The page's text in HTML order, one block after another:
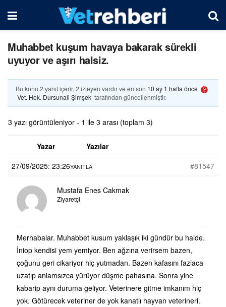
Muhabbet kuşum havaya bakarak sürekli
uyuyor ve aşırı halsiz.
Bu konu 2 yanıt içerir, 2 izleyen vardır ve en son 10 ay 1 hafta önce
Vet. Hek. Dursunali Şimşek tarafından güncellenmiştir.
3 yazı görüntüleniyor - 1 ile 3 arası (toplam 3)
Yazar
Yazılar
27/09/2025: 23:26
#81547
YANITLA
Mustafa Enes Cakmak
Ziyaretçi
Merhabalar. Muhabbet kusum yaklaşık iki gündür bu halde.
İniop kendisi yem yemiyor. Ben ağzına verirsem bazen,
çoğunu geri cikariyor hiç yutmadan. Bazen kafasını fazlaca
uzatıp anlamsızca yürüyor düşme pahasına. Sonra yine
kabarip aynı duruma geliyor. Veterinere gitme imkanım hiç
yok. Götürecek veteriner de yok kanatlı hayvan veterineri.